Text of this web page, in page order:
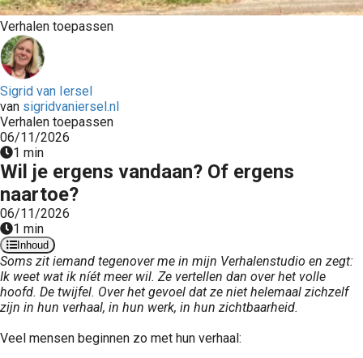
Verhalen toepassen
Sigrid van Iersel
van sigridvaniersel.nl
Verhalen toepassen
06/11/2026
1 min
Wil je ergens vandaan? Of ergens
naartoe?
06/11/2026
1 min
Inhoud
Soms zit iemand tegenover me in mijn Verhalenstudio en zegt:
Ik weet wat ik níét meer wil. Ze vertellen dan over het volle
hoofd. De twijfel. Over het gevoel dat ze niet helemaal zichzelf
zijn in hun verhaal, in hun werk, in hun zichtbaarheid.
Veel mensen beginnen zo met hun verhaal: